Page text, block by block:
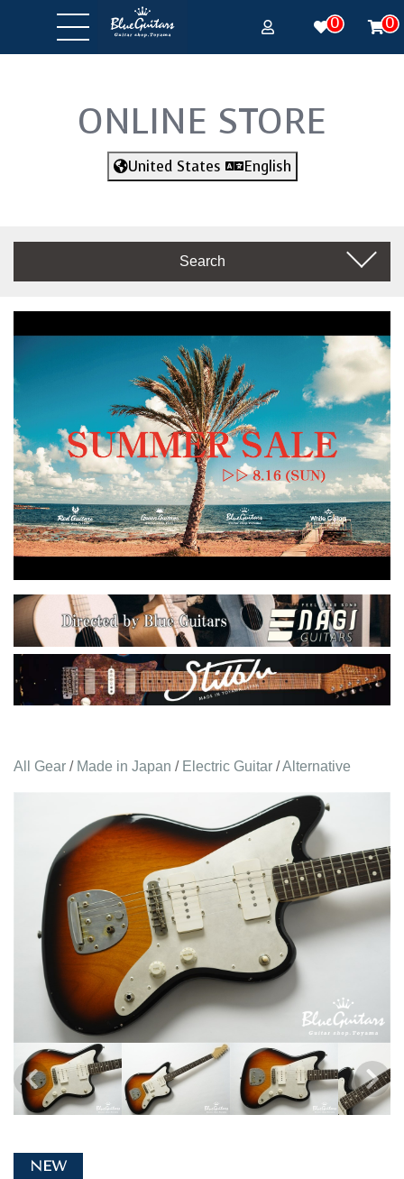
0 0
ONLINE STORE
United States English
Search
All Gear / Made in Japan / Electric Guitar /Alternative
NEW